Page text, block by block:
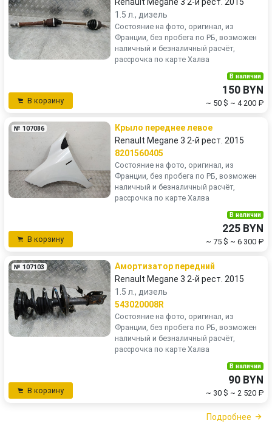
1.5 л., дизель
Состояние на фото, оригинал, из
Франции, без пробега по РБ, возможен
наличный и безналичный расчёт,
рассрочка по карте Халва
В корзину
В наличии
150 BYN
~ 50 $ ~ 4 200 ₽
№ 107086
Крыло переднее левое
Renault Megane 3 2-й рест. 2015
8201560405
Состояние на фото, оригинал, из
Франции, без пробега по РБ, возможен
наличный и безналичный расчёт,
рассрочка по карте Халва
В корзину
В наличии
225 BYN
~ 75 $ ~ 6 300 ₽
№ 107103
Амортизатор передний
Renault Megane 3 2-й рест. 2015
1.5 л., дизель
543020008R
Состояние на фото, оригинал, из
Франции, без пробега по РБ, возможен
наличный и безналичный расчёт,
рассрочка по карте Халва
В корзину
В наличии
90 BYN
~ 30 $ ~ 2 520 ₽
Подробнее